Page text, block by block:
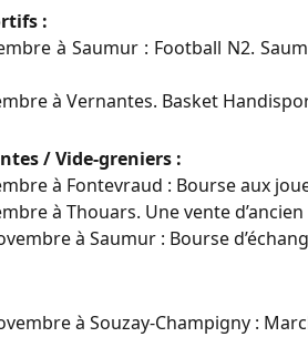
:
à Saumur : Football N2.
à Vernantes. Basket
/ Vide-greniers :
à Fontevraud : Bourse aux
à Thouars. Une vente
à Saumur : Bourse
à Souzay-Champigny :